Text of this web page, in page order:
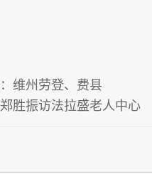
维州劳登、费县
胜振访法拉盛老人中心